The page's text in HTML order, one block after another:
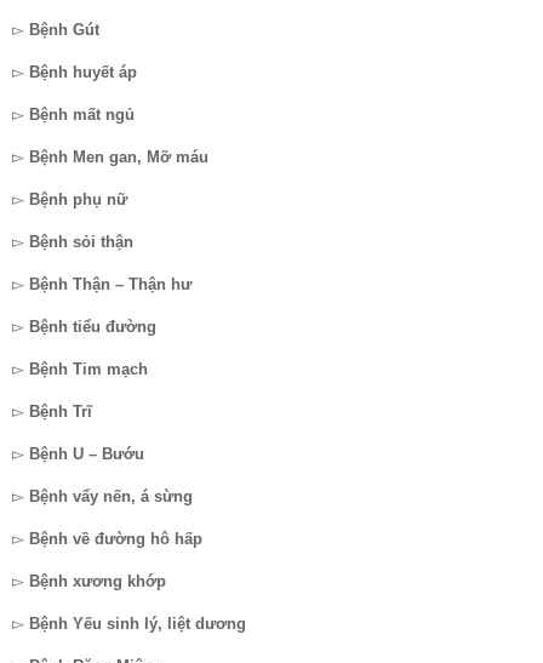
▻ Bệnh Gút
▻ Bệnh huyết áp
▻ Bệnh mất ngủ
▻ Bệnh Men gan, Mỡ máu
▻ Bệnh phụ nữ
▻ Bệnh sỏi thận
▻ Bệnh Thận – Thận hư
▻ Bệnh tiểu đường
▻ Bệnh Tim mạch
▻ Bệnh Trĩ
▻ Bệnh U – Bướu
▻ Bệnh vẩy nến, á sừng
▻ Bệnh về đường hô hấp
▻ Bệnh xương khớp
▻ Bệnh Yếu sinh lý, liệt dương